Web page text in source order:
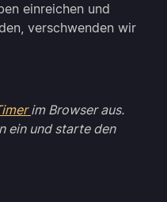
einreichen und
verschwenden wir
im Browser aus.
ein und starte den